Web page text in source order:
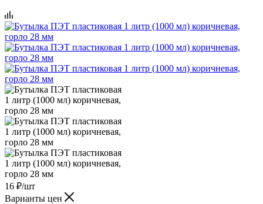
16 ₽/шт
Варианты цен